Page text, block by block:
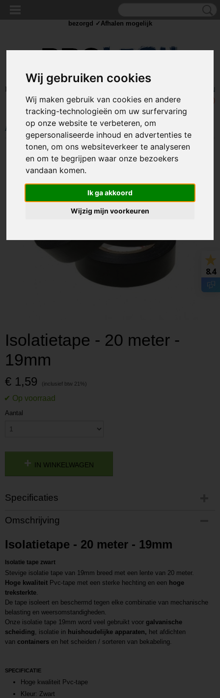
Wij gebruiken cookies
Wij maken gebruik van cookies en andere
tracking-technologieën om uw surfervaring
op onze website te verbeteren, om
gepersonaliseerde inhoud en advertenties te
tonen, om ons websiteverkeer te analyseren
en om te begrijpen waar onze bezoekers
vandaan komen.
Ik ga akkoord
Wijzig mijn voorkeuren
Inloggen
UW WINKELWAGEN
Geen producten
(0)
Home >GEREEDSCHAP>Isolatietape>Isolatietape - 20 meter - 19mm
Isolatietape - 20 meter -
19mm
€ 1,59
Aantal
IN WINKELWAGEN
Specificaties
Productcode
P202111081158
L202111081158
Omschrijving
Isolatietape - 20 meter - 19mm
Isolatie tape zwart
Stevige isolatie tape van 19mm breed met een lente van 20 meter.
Hoge kwaliteit Pvc-tape met een sterke hechting en een hoge
treksterkte.
De tape isoleert en beschermd tegen elke combinatie van mechanische
belasting en weersomstandigheden.
Onze isolatie tape 19mm word veel gebruikt voor galvanische
scheiding, isolatie in huishoudelijke apparaten, het afdichten
van containers en het scheiden / sorteren van bekabeling.
SPECIFICATIE
Hoge kwaliteit Pvc-tape
Kleur: Zwart
bezorgd ✓Afhalen mogelijk
8.4